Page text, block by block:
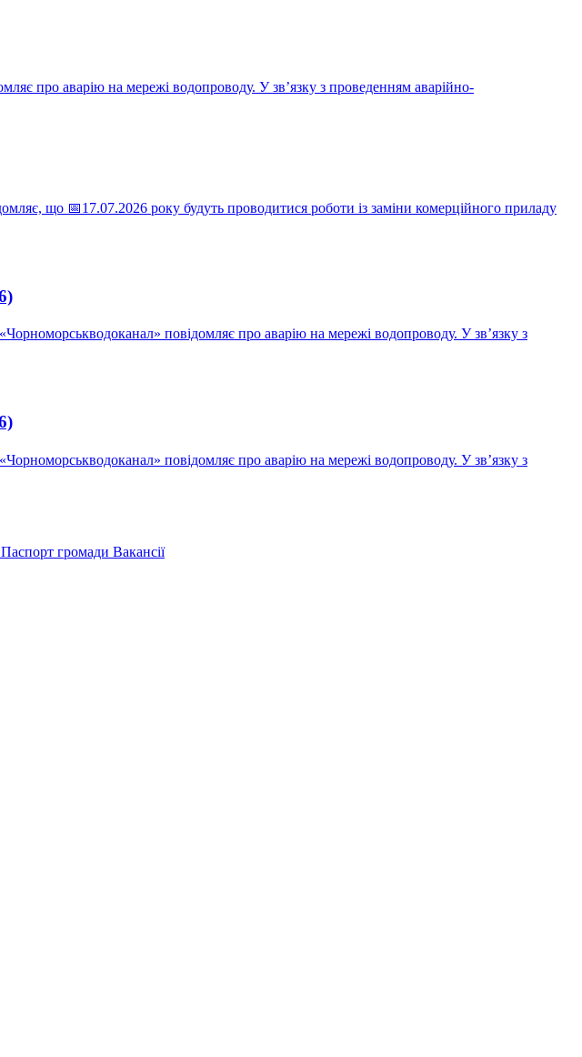
про аварію на мережі водопроводу. У зв’язку з проведенням аварійно-
що 📅17.07.2026 року будуть проводитися роботи із заміни комерційного приладу
повідомляє про аварію на мережі водопроводу. У зв’язку з
повідомляє про аварію на мережі водопроводу. У зв’язку з
Паспорт громади Вакансії